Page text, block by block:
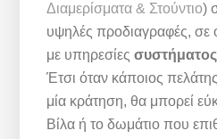
Διαμερίσματα & Στούντιο)
υψηλές προδιαγραφές, σε
με υπηρεσίες
Έτσι όταν κάποιος
μία κράτηση, θα μπορεί
Βίλα ή το δωμάτιο που